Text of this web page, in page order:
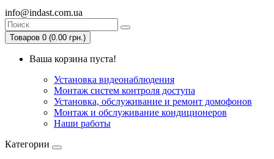
info@indast.com.ua
Товаров 0 (0.00 грн.)
Ваша корзина пуста!
Установка видеонаблюдения
Монтаж систем контроля доступа
Установка, обслуживание и ремонт домофонов
Монтаж и обслуживание кондиционеров
Наши работы
Категории